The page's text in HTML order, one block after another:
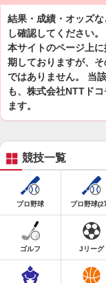
結果・成績・オッズ
し確認してください。
本サイトのページ上
期しておりますが、
ではありません。 当
も、株式会社NTTド
ます。
競技一覧
プロ野球 プロ野球(2
ゴルフ Jリーグ